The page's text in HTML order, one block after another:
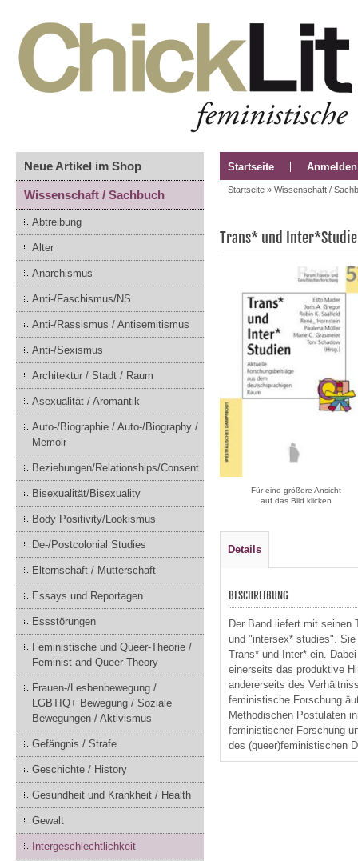
Neue Artikel im Shop
Wissenschaft / Sachbuch
Abtreibung
Alter
Anarchismus
Anti-/Faschismus/NS
Anti-/Rassismus / Antisemitismus
Anti-/Sexismus
Architektur / Stadt / Raum
Asexualität / Aromantik
Auto-/Biographie / Auto-/Biography /
Memoir
Beziehungen/Relationships/Consent
Bisexualität/Bisexuality
Body Positivity/Lookismus
De-/Postcolonial Studies
Elternschaft / Mutterschaft
Essays und Reportagen
Essstörungen
Feministische und Queer-Theorie /
Feminist and Queer Theory
Frauen-/Lesbenbewegung /
LGBTIQ+ Bewegung / Soziale
Bewegungen / Aktivismus
Gefängnis / Strafe
Geschichte / History
Gesundheit und Krankheit / Health
Gewalt
Intergeschlechtlichkeit
Startseite Anmelden
Startseite » Wissenschaft /
Trans* und
Für eine größere Ansicht
auf das Bild klicken
Details
BESCHREIBUNG
Der Band liefert mit seinen
und "intersex* studies".
Trans* und Inter* ein.
einerseits das produktive
andererseits des
feministische Forschung
Methodischen Postulaten
feministischer Forschung
des (queer)feministischen